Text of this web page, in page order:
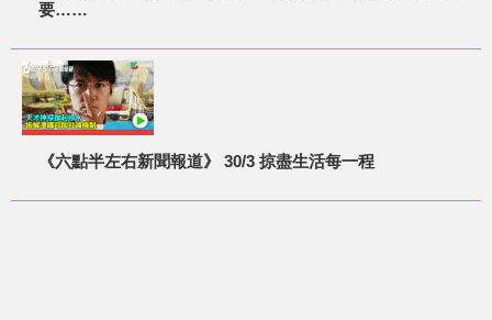
要……
《六點半左右新聞報道》 30/3 掠盡生活每一程